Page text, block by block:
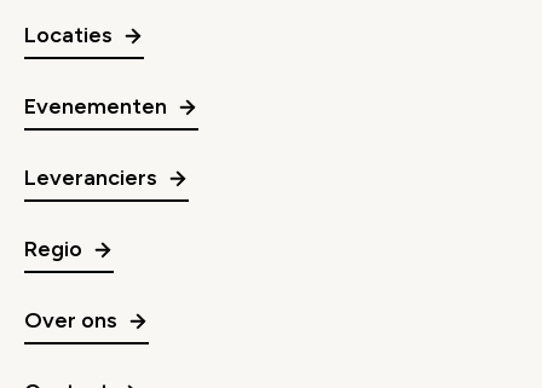
Locaties
Evenementen
Leveranciers
Regio
Over ons